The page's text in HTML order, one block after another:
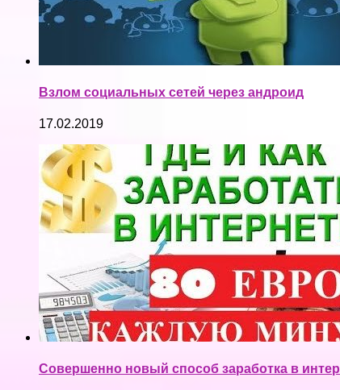
Взлом социальных сетей через андроид
17.02.2019
Совершенно новый способ заработка в